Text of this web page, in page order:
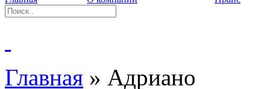
Главная » Адриано